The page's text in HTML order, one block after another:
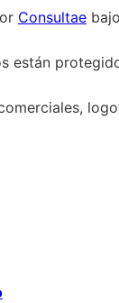
Consultae
están